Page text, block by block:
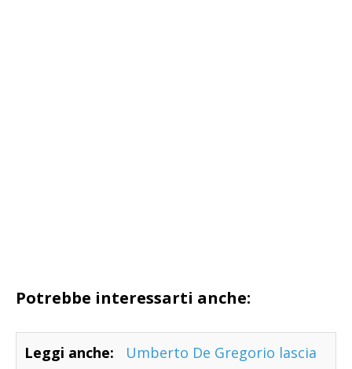
Potrebbe interessarti anche:
Leggi anche:
Umberto De Gregorio lascia